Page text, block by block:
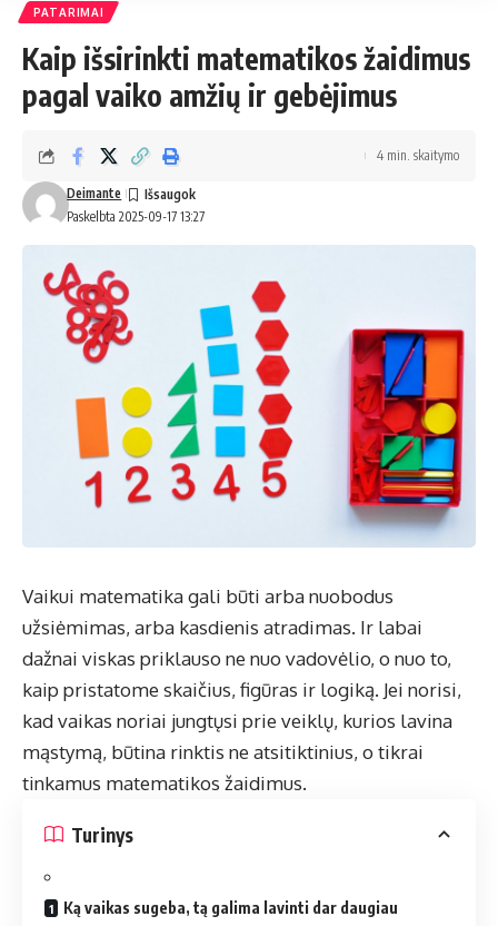
PATARIMAI
Kaip išsirinkti matematikos žaidimus
pagal vaiko amžių ir gebėjimus
Paskelbta 2025-09-17 13:27
Deimante
4 min. skaitymo
Vaikui matematika gali būti arba nuobodus
užsiėmimas, arba kasdienis atradimas. Ir labai
dažnai viskas priklauso ne nuo vadovėlio, o nuo to,
kaip pristatome skaičius, figūras ir logiką. Jei norisi,
kad vaikas noriai jungtųsi prie veiklų, kurios lavina
mąstymą, būtina rinktis ne atsitiktinius, o tikrai
tinkamus matematikos žaidimus.
Turinys
Ką vaikas sugeba, tą galima lavinti dar daugiau